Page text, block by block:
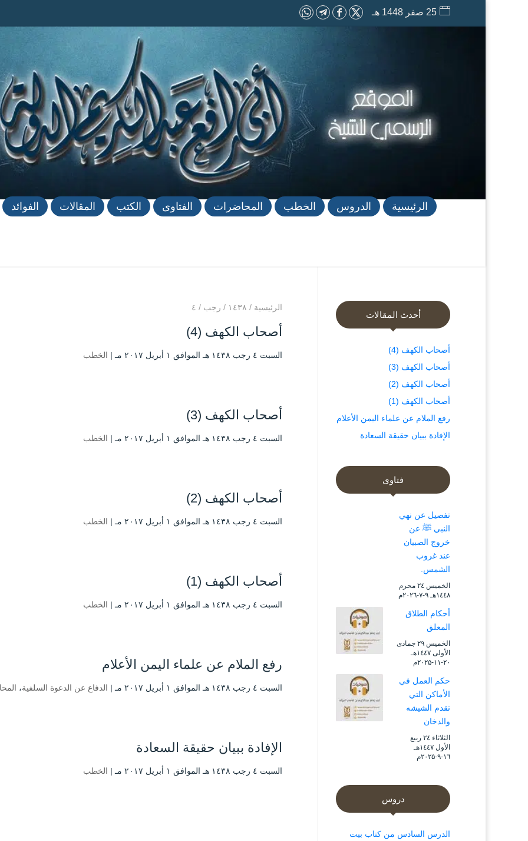
25 صفر 1448 هـ
الرئيسية الدروس الخطب المحاضرات الفتاوى الكتب المقالات الفوائد
الرئيسية / ۱٤۳۸ / رجب / ٤
أصحاب الكهف (4)
السبت ٤ رجب ۱٤۳۸ هـ الموافق ۱ أبريل ۲۰۱۷ مـ | الخطب
أصحاب الكهف (3)
السبت ٤ رجب ۱٤۳۸ هـ الموافق ۱ أبريل ۲۰۱۷ مـ | الخطب
أصحاب الكهف (2)
السبت ٤ رجب ۱٤۳۸ هـ الموافق ۱ أبريل ۲۰۱۷ مـ | الخطب
أصحاب الكهف (1)
السبت ٤ رجب ۱٤۳۸ هـ الموافق ۱ أبريل ۲۰۱۷ مـ | الخطب
رفع الملام عن علماء اليمن الأعلام
السبت ٤ رجب ۱٤۳۸ هـ الموافق ۱ أبريل ۲۰۱۷ مـ | الدفاع عن الدعوة السلفية،
الإفادة ببيان حقيقة السعادة
السبت ٤ رجب ۱٤۳۸ هـ الموافق ۱ أبريل ۲۰۱۷ مـ | الخطب
أحدث المقالات
أصحاب الكهف (4)
أصحاب الكهف (3)
أصحاب الكهف (2)
أصحاب الكهف (1)
رفع الملام عن علماء اليمن الأعلام
الإفادة ببيان حقيقة السعادة
فتاوى
تفصيل عن نهي
النبي ﷺ عن
خروج الصبيان
عند غروب
الشمس.
الخميس ۲٤ محرم
۱٤٤۸هـ ۹-۷-۲۰۲٦م
أحكام الطلاق
المعلق
الخميس ۲۹ جمادى
الأولى ۱٤٤۷هـ
۲۰-۱۱-۲۰۲۵م
حكم العمل في
الأماكن التي
تقدم الشيشه
والدخان
الثلاثاء ۲٤ ربيع
الأول ۱٤٤۷هـ
۱٦-۹-۲۰۲۵م
دروس
الدرس السادس من كتاب بيت